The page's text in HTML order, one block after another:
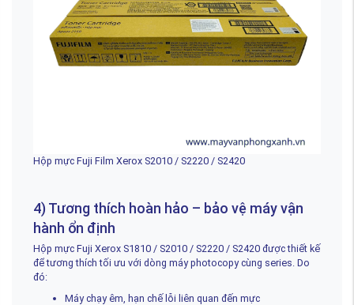
Hộp mực Fuji Film Xerox S2010 / S2220 / S2420
4) Tương thích hoàn hảo – bảo vệ máy vận
hành ổn định
Hộp mực Fuji Xerox S1810 / S2010 / S2220 / S2420 được thiết kế
để tương thích tối ưu với dòng máy photocopy cùng series. Do
đó:
Máy chạy êm, hạn chế lỗi liên quan đến mực